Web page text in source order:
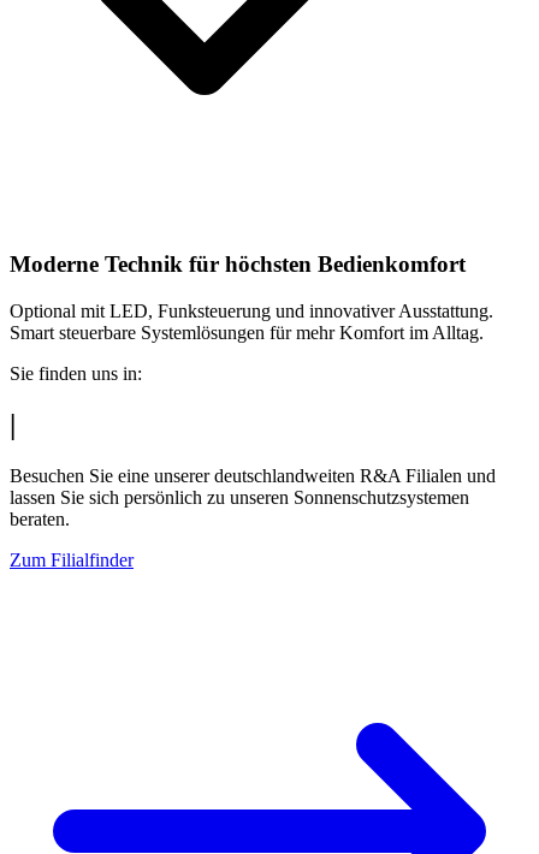
Moderne Technik für höchsten Bedienkomfort
Optional mit LED, Funksteuerung und innovativer Ausstattung.
Smart steuerbare Systemlösungen für mehr Komfort im Alltag.
Sie finden uns in:
|
Besuchen Sie eine unserer deutschlandweiten R&A Filialen und
lassen Sie sich persönlich zu unseren Sonnenschutzsystemen
beraten.
Zum Filialfinder